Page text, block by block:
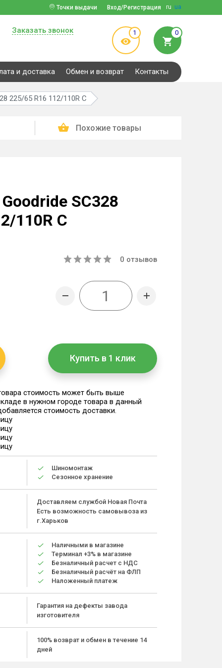
ru ua
Вход/Регистрация
Точки выдачи
Заказать звонок 1 0
и доставка Обмен и возврат Контакты
225/65 R16 112/110R C
Похожие товары
SC328
110R C
0 отзывов
Купить в 1 клик
стоимость может быть выше
в нужном городе товара в данный
стоимость доставки.
Шиномонтаж
Сезонное хранение
Доставляем службой Новая Почта
Есть возможность самовывоза из
г.Харьков
Наличными в магазине
Терминал +3% в магазине
Безналичный расчет с НДС
Безналичный расчёт на ФЛП
Наложенный платеж
Гарантия на дефекты завода
изготовителя
100% возврат и обмен в течение 14
дней